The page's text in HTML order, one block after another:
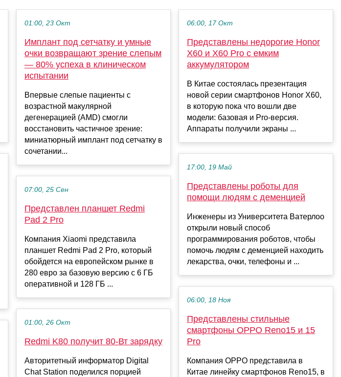
01:00, 23 Окт
Имплант под сетчатку и умные
очки возвращают зрение слепым
— 80% успеха в клиническом
испытании
Впервые слепые пациенты с
возрастной макулярной
дегенерацией (AMD) смогли
восстановить частичное зрение:
миниатюрный имплант под сетчатку в
сочетании...
07:00, 25 Сен
Представлен планшет Redmi
Pad 2 Pro
Компания Xiaomi представила
планшет Redmi Pad 2 Pro, который
обойдется на европейском рынке в
280 евро за базовую версию с 6 ГБ
оперативной и 128 ГБ ...
01:00, 26 Окт
Redmi K80 получит 80-Вт зарядку
Авторитетный информатор Digital
Chat Station поделился порцией
06:00, 17 Окт
Представлены недорогие Honor
X60 и X60 Pro с емким
аккумулятором
В Китае состоялась презентация
новой серии смартфонов Honor X60,
в которую пока что вошли две
модели: базовая и Pro-версия.
Аппараты получили экраны ...
17:00, 19 Май
Представлены роботы для
помощи людям с деменцией
Инженеры из Университета Ватерлоо
открыли новый способ
программирования роботов, чтобы
помочь людям с деменцией находить
лекарства, очки, телефоны и ...
06:00, 18 Ноя
Представлены стильные
смартфоны OPPO Reno15 и 15
Pro
Компания OPPO представила в
Китае линейку смартфонов Reno15, в